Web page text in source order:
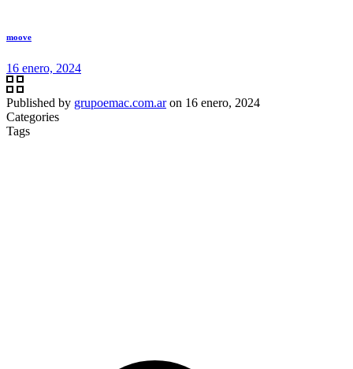
moove
16 enero, 2024
Published by grupoemac.com.ar on 16 enero, 2024
Categories
Tags